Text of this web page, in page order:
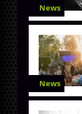
News
News